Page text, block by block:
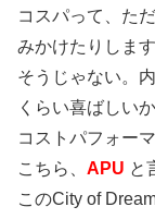
コスパって、た
みかけたりします
そうじゃない。
くらい喜ばしい
コストパフォー
こちら、 APU と
このCity of